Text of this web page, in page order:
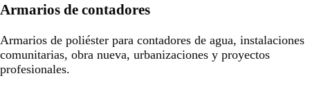
Armarios de contadores
Armarios de poliéster para contadores de agua, instalaciones
comunitarias, obra nueva, urbanizaciones y proyectos
profesionales.